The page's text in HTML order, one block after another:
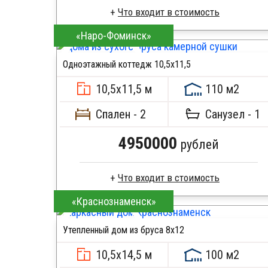
Профилированный брус
Стропила, балки 50х200 мм
Кровля металлочерепица
Метизы, саморезы, гвозди
Сборка на березовые нагеля, джут
Металлические сваи 108 диаметр
«Наро-Фоминск»
Одноэтажный коттедж 10,5х11,5
10,5х11,5 м
110 м2
Спален - 2
Санузел - 1
4950000 рублей
Клееный брус
Стропила, балки 50х200 мм
Кровля металлочерепица
Метизы, саморезы, гвозди
Сборка на березовые нагеля, джут
ПОДРОБНЕЕ
«Краснознаменск»
Утепленный дом из бруса 8х12
10,5х14,5 м
100 м2